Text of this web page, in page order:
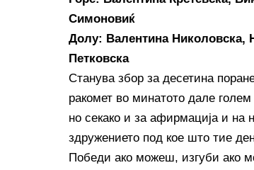
Симоновиќ
Долу: Валентина Николовска,
Петковска
Станува збор за десетина
ракомет во минатото дале
но секако и за афирмација и на
здружението под кое што тие
Победи ако можеш, изгуби ако